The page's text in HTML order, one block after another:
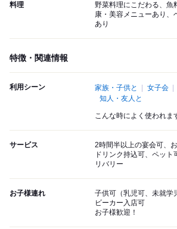
料理
野菜料理にこだわる、魚
康・美容メニューあり、
あり
特徴・関連情報
利用シーン 家族・子供と 女子会
知人・友人と
こんな時によく使われま
サービス
2時間半以上の宴会可、
ドリンク持込可、ペッ
リバリー
お子様連れ
子供可（乳児可、未就学
ビーカー入店可
お子様歓迎！